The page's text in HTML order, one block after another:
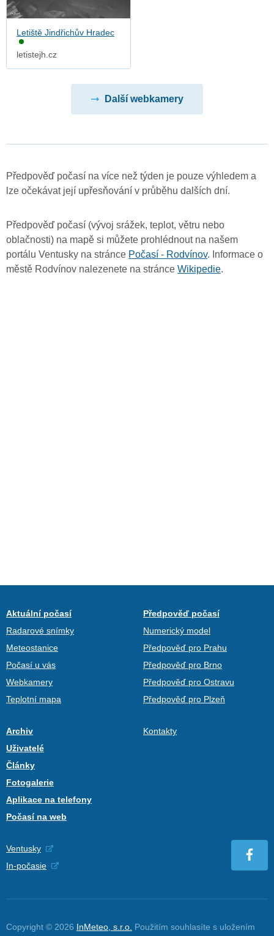
Letiště Jindřichův Hradec
letistejh.cz
Další webkamery
Předpověď počasí na více než týden je pouze výhledem a
lze očekávat její upřesňování v průběhu dalších dní.
Předpověď počasí (vývoj srážek, teplot, větru nebo
oblačnosti) na mapě si můžete prohlédnout na našem
portálu Ventusky na stránce Počasí - Rodvínov. Informace o
městě Rodvínov nalezenete na stránce Wikipedie.
Aktuální počasí
Radarové snímky
Meteostanice
Počasí u vás
Webkamery
Teplotní mapa
Předpověď počasí
Numerický model
Předpověď pro Prahu
Předpověď pro Brno
Předpověď pro Ostravu
Předpověď pro Plzeň
Archiv
Uživatelé
Články
Fotogalerie
Aplikace na telefony
Počasí na web
Kontakty
Ventusky
In-počasie
Copyright © 2026 InMeteo, s.r.o. Použitím souhlasíte s uložením